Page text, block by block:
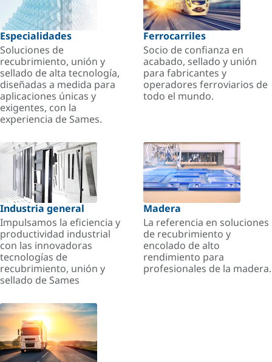
Especialidades
Soluciones de
recubrimiento, unión y
sellado de alta tecnología,
diseñadas a medida para
aplicaciones únicas y
exigentes, con la
experiencia de Sames.
Ferrocarriles
Socio de confianza en
acabado, sellado y unión
para fabricantes y
operadores ferroviarios de
todo el mundo.
Industria general
Impulsamos la eficiencia y
productividad industrial
con las innovadoras
tecnologías de
recubrimiento, unión y
sellado de Sames
Madera
La referencia en soluciones
de recubrimiento y
encolado de alto
rendimiento para
profesionales de la madera.